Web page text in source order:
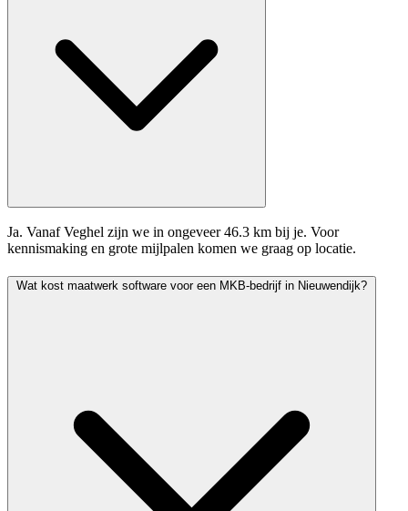
Ja. Vanaf Veghel zijn we in ongeveer 46.3 km bij je. Voor
kennismaking en grote mijlpalen komen we graag op locatie.
Wat kost maatwerk software voor een MKB-bedrijf in Nieuwendijk?